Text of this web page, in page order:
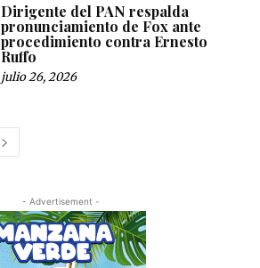
Dirigente del PAN respalda
pronunciamiento de Fox ante
procedimiento contra Ernesto
Ruffo
julio 26, 2026
- Advertisement -